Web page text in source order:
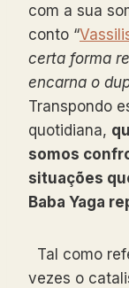
com a sua
conto “
certa forma
encarna o
Transpondo
quotidiana,
somos
situações
Baba Yaga
Tal como
vezes o